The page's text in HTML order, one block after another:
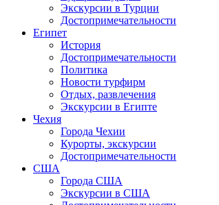
Экскурсии в Турции
Достопримечательности
Египет
История
Достопримечательности
Политика
Новости турфирм
Отдых, развлечения
Экскурсии в Египте
Чехия
Города Чехии
Курорты, экскурсии
Достопримечательности
США
Города США
Экскурсии в США